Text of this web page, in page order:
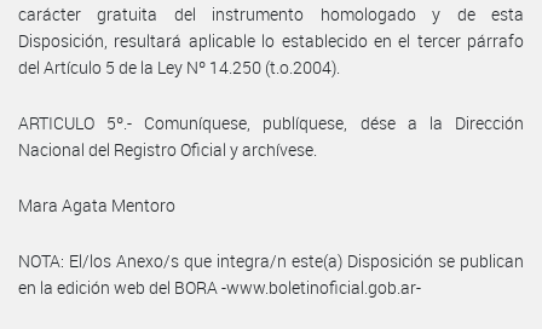
carácter gratuita del instrumento homologado y de esta
Disposición, resultará aplicable lo establecido en el tercer párrafo
del Artículo 5 de la Ley Nº 14.250 (t.o.2004).
ARTICULO 5º.- Comuníquese, publíquese, dése a la Dirección
Nacional del Registro Oficial y archívese.
Mara Agata Mentoro
NOTA: El/los Anexo/s que integra/n este(a) Disposición se publican
en la edición web del BORA -www.boletinoficial.gob.ar-